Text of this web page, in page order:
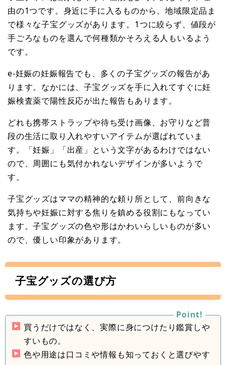
由の1つです。身近に手に入るものから、地域限定品ま
で様々な子宝グッズがあります。1つに絞らず、値段が
手ごろなものを選んで何種類かそろえる人もいるよう
です。
e-妊娠の妊娠報告でも、多くの子宝グッズの報告があ
ります。なかには、子宝グッズを手に入れてすぐに妊
娠検査薬で陽性反応が出た報告もあります。
どれも携帯ストラップや待ち受け画像、お守りなど普
段の生活に取り入れやすいアイテムが選ばれていま
す。「妊娠」「出産」という文字があるわけではない
ので、周囲にも気付かれないデザインが多いようで
す。
子宝グッズはママの精神的な頼り所として、前向きな
気持ちや妊娠に対する焦りを鎮める役割にもなってい
ます。子宝グッズの色や形はかわいらしいものが多い
ので、優しい印象があります。
子宝グッズの選び方
買うだけではなく、実際に身につけたり鑑賞しや
すいもの。
色や用途は口コミや情報も知っておくと選びやす